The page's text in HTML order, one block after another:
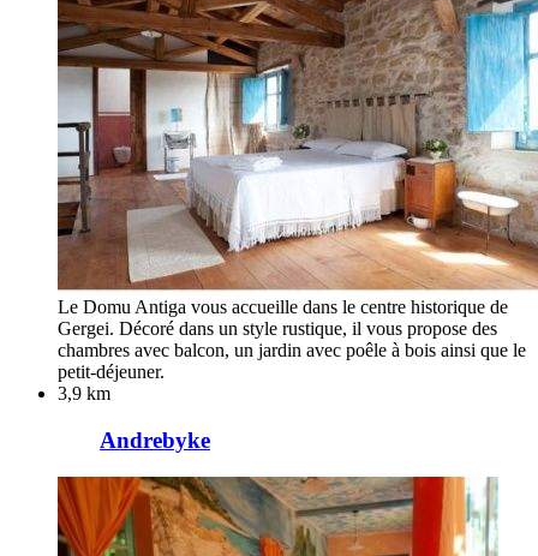
Le Domu Antiga vous accueille dans le centre historique de
Gergei. Décoré dans un style rustique, il vous propose des
chambres avec balcon, un jardin avec poêle à bois ainsi que le
petit-déjeuner.
3,9 km
Andrebyke